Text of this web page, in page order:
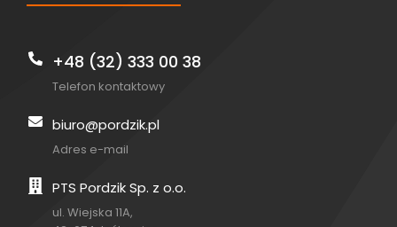
+48 (32) 333 00 38
Telefon kontaktowy
biuro@pordzik.pl
Adres e-mail
PTS Pordzik Sp. z o.o.
ul. Wiejska 11A,